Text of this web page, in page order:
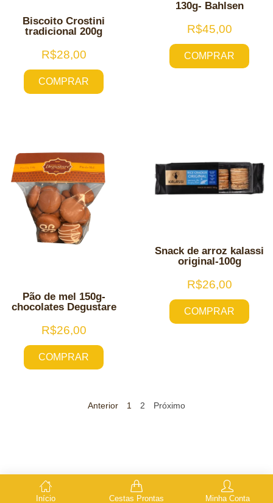
Início Cestas Prontas Minha Conta
Biscoito Crostini
tradicional 200g
R$28,00
COMPRAR
130g- Bahlsen
R$45,00
COMPRAR
Pão de mel 150g-
chocolates Degustare
R$26,00
COMPRAR
Snack de arroz kalassi
original-100g
R$26,00
COMPRAR
Anterior 1 2 Próximo